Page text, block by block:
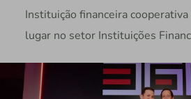
Instituição financeira cooperativa
lugar no setor Instituições